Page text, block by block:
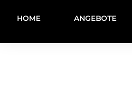
HOME ANGEBOTE